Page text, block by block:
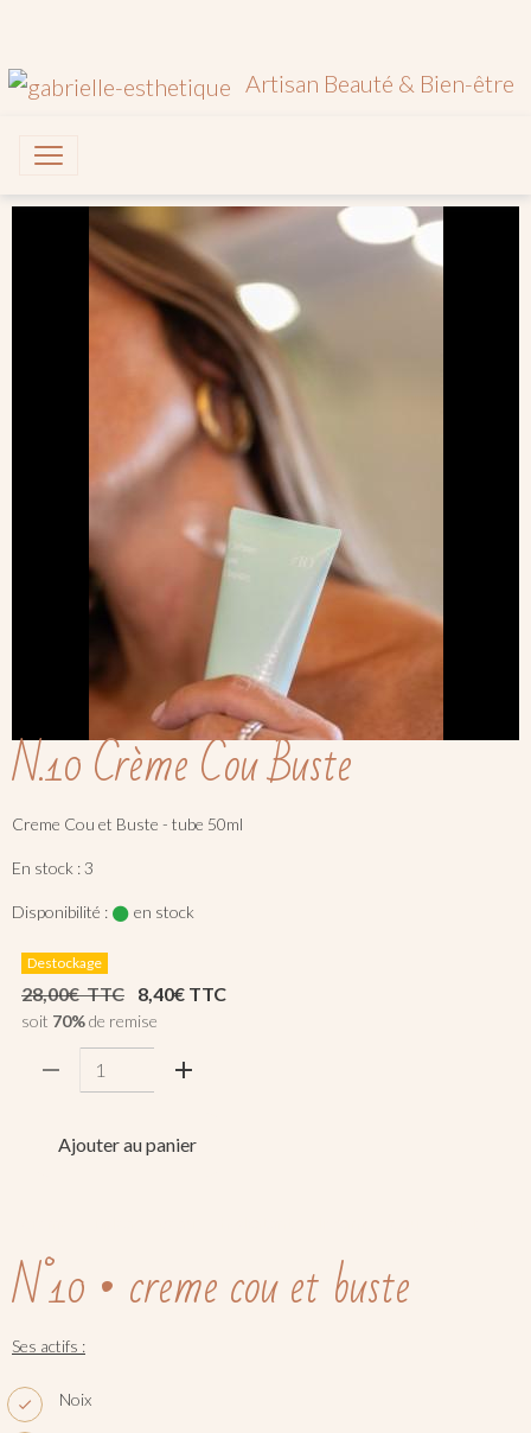
Artisan Beauté & Bien-être
N.10 Crème Cou Buste
Creme Cou et Buste - tube 50ml
En stock : 3
Disponibilité : en stock
Destockage
28,00€ TTC 8,40€ TTC
soit 70%de remise
Ajouter au panier
N°10 • creme cou et buste
Ses actifs :
Noix